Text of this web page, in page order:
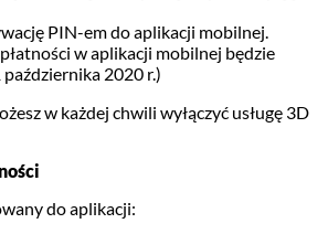
PIN-em do aplikacji mobilnej.
w aplikacji mobilnej będzie
2020 r.)
w każdej chwili wyłączyć usługę 3D
do aplikacji: